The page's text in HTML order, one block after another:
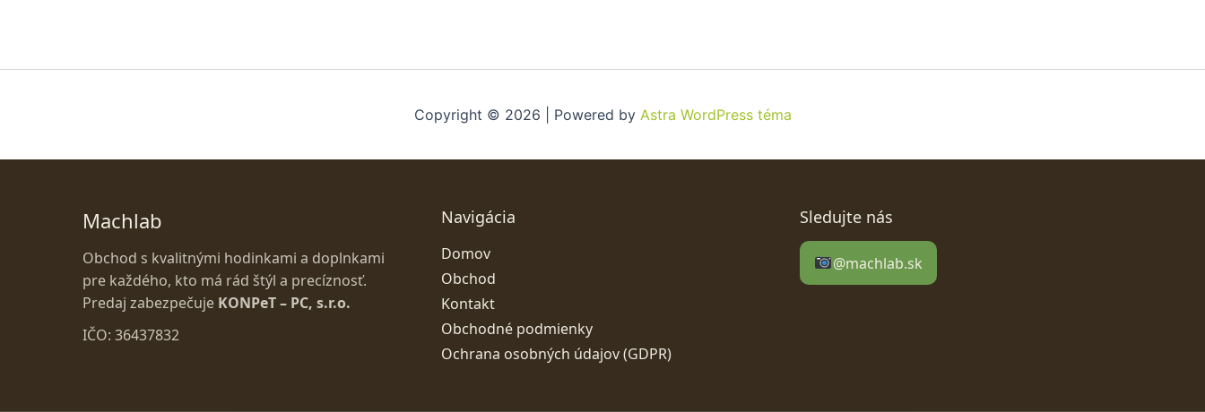
Copyright © 2026 | Powered by Astra WordPress téma
Machlab
Obchod s kvalitnými hodinkami a doplnkami
pre každého, kto má rád štýl a precíznosť.
Predaj zabezpečuje KONPeT – PC, s.r.o.
IČO: 36437832
Navigácia
Domov
Obchod
Kontakt
Obchodné podmienky
Ochrana osobných údajov (GDPR)
Sledujte nás
@machlab.sk